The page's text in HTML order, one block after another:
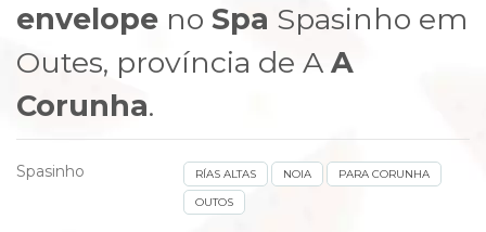
envelope no Spa Spasinho em
Outes, província de A A
Corunha.
Spasinho RÍAS ALTAS NOIA
PARA CORUNHA
OUTOS